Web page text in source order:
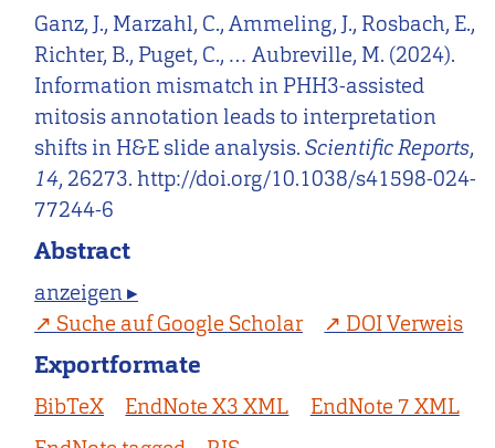
Ganz, J., Marzahl, C., Ammeling, J., Rosbach, E.,
Richter, B., Puget, C., … Aubreville, M. (2024).
Information mismatch in PHH3-assisted
mitosis annotation leads to interpretation
shifts in H&E slide analysis.Scientific Reports,
14, 26273. http://doi.org/10.1038/s41598-024-
77244-6
Abstract
anzeigen ▸
Suche auf Google Scholar
DOI Verweis
Exportformate
BibTeX EndNote X3 XML
EndNote 7 XML